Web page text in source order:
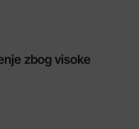
zbog visoke